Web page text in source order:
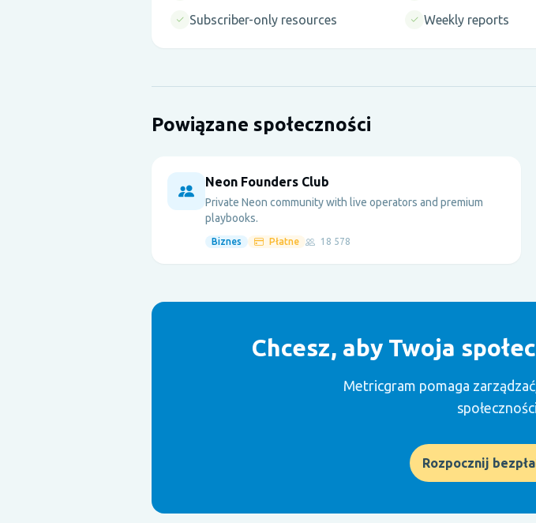
Subscriber-only resources
Weekly reports
Powiązane społeczności
Neon Founders Club
Private Neon community with live operators and premium
playbooks.
Biznes Płatne 18 578
Chcesz, aby Twoja
Metricgram pomaga
Rozpocznij